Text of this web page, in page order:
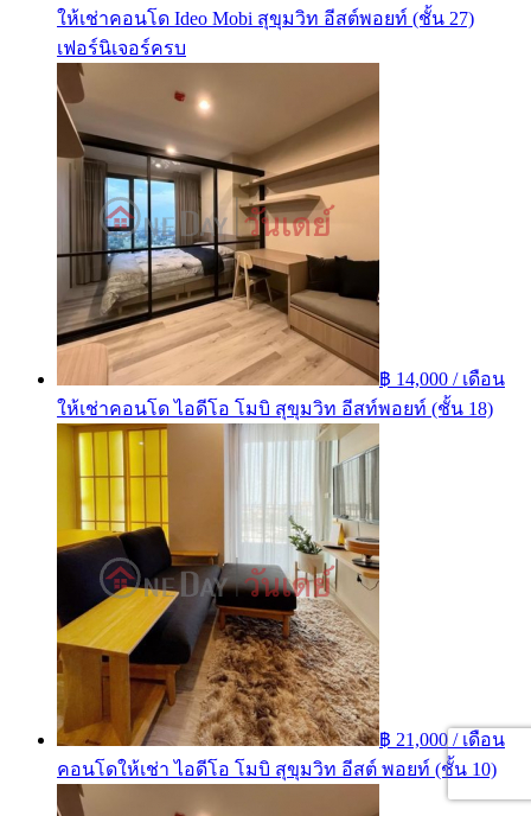
ให้เช่าคอนโด Ideo Mobi สุขุมวิท อีสต์พอยท์ (ชั้น 27)
เฟอร์นิเจอร์ครบ
฿ 14,000 / เดือน
ให้เช่าคอนโด ไอดีโอ โมบิ สุขุมวิท อีสท์พอยท์ (ชั้น 18)
฿ 21,000 / เดือน
คอนโดให้เช่า ไอดีโอ โมบิ สุขุมวิท อีสต์ พอยท์ (ชั้น 10)